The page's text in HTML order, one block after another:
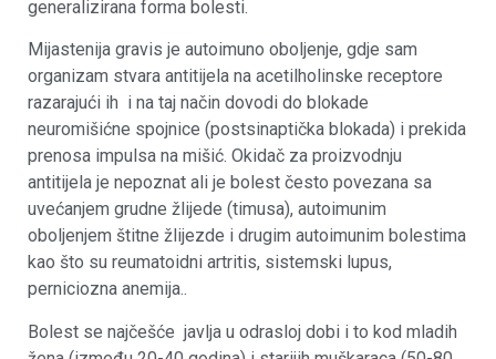
generalizirana forma bolesti.
Mijastenija gravis je autoimuno oboljenje, gdje sam
organizam stvara antitijela na acetilholinske receptore
razarajući ih i na taj način dovodi do blokade
neuromišićne spojnice (postsinaptička blokada) i prekida
prenosa impulsa na mišić. Okidač za proizvodnju
antitijela je nepoznat ali je bolest često povezana sa
uvećanjem grudne žlijede (timusa), autoimunim
oboljenjem štitne žlijezde i drugim autoimunim bolestima
kao što su reumatoidni artritis, sistemski lupus,
perniciozna anemija..
Bolest se najčešće javlja u odrasloj dobi i to kod mladih